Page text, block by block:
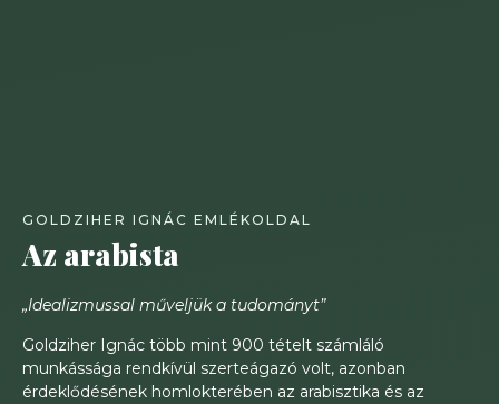
GOLDZIHER IGNÁC EMLÉKOLDAL
Az arabista
„Idealizmussal műveljük a tudományt”
Goldziher Ignác több mint 900 tételt számláló
munkássága rendkívül szerteágazó volt, azonban
érdeklődésének homlokterében az arabisztika és az